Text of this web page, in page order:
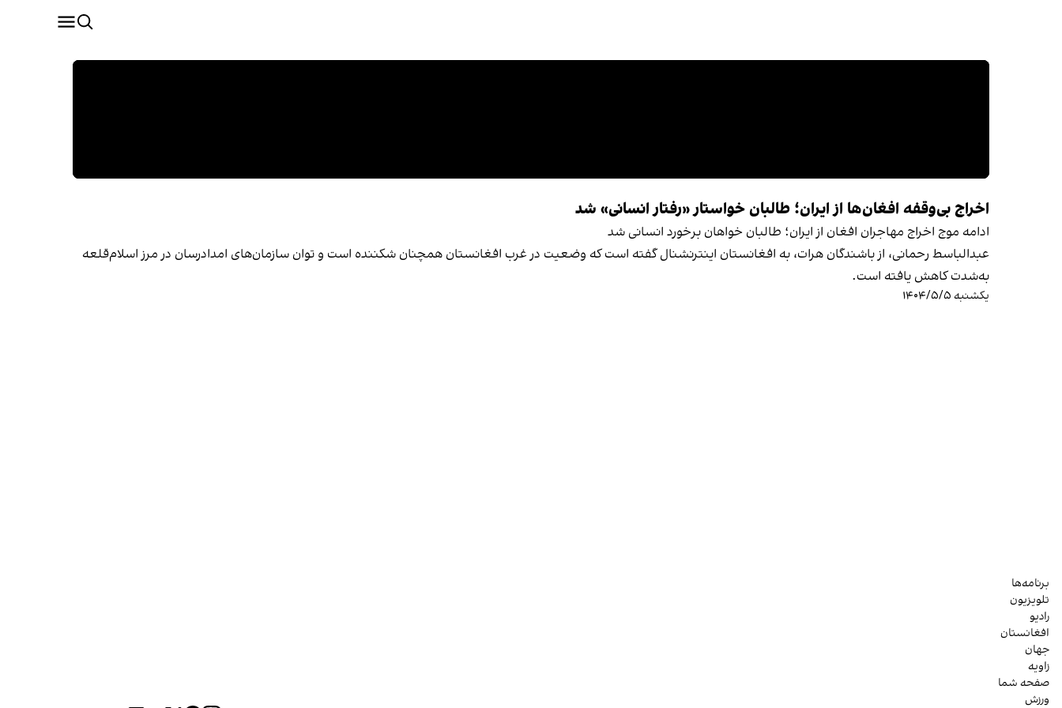
اخراج بی‌وقفه افغان‌ها از ایران؛ طالبان خواستار «رفتار انسانی» شد
ادامه موج اخراج مهاجران افغان از ایران؛ طالبان خواهان برخورد انسانی شد
عبدالباسط رحمانی، از باشندگان هرات، به افغانستان اینترنشنال گفته است که وضعیت در غرب افغانستان همچنان شکننده است و توان سازمان‌های امدادرسان در مرز اسلام‌قلعه
به‌شدت کاهش یافته است.
یکشنبه ۱۴۰۴/۵/۵
برنامه‌ها
تلویزیون
رادیو
افغانستان
جهان
زاویه
صفحه شما
ورزش